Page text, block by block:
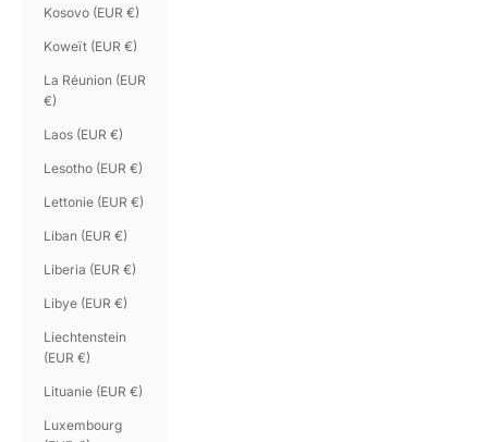
Kosovo (EUR €)
Koweït (EUR €)
La Réunion (EUR
€)
Laos (EUR €)
Lesotho (EUR €)
Lettonie (EUR €)
Liban (EUR €)
Liberia (EUR €)
Libye (EUR €)
Liechtenstein
(EUR €)
Lituanie (EUR €)
Luxembourg